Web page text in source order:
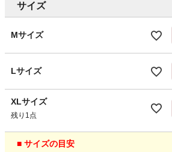
サイズ
Mサイズ
Lサイズ
XLサイズ
残り1点
■ サイズの目安